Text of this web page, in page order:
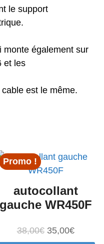
le support
également sur
et les
est le même.
Promo !
autocollant
gauche WR450F
38,00€ Le
35,00€Le